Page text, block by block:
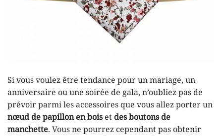
Si vous voulez être tendance pour un mariage, un
anniversaire ou une soirée de gala, n’oubliez pas de
prévoir parmi les accessoires que vous allez porter un
nœud de papillon en boisetdes boutons de
manchette. Vous ne pourrez cependant pas obtenir